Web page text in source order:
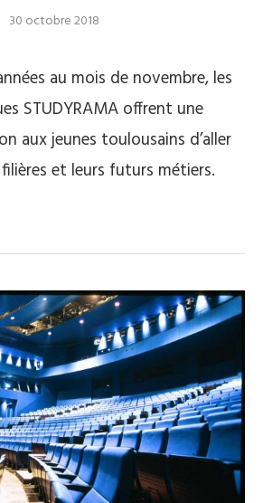
30 octobre 2018
au mois de novembre, les
STUDYRAMA offrent une
aux jeunes toulousains d’aller
et leurs futurs métiers.